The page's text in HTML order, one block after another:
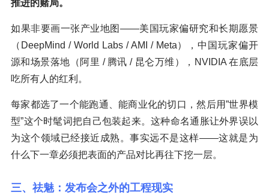
推进的赌局。
如果非要画一张产业地图——美国玩家偏研究和长期愿景
（DeepMind / World Labs / AMI / Meta），中国玩家偏开
源和场景落地（阿里 / 腾讯 / 昆仑万维），NVIDIA 在底层
吃所有人的红利。
每家都选了一个能跑通、能商业化的切口，然后用”世界模
型”这个时髦词把自己包装起来。这种命名通胀让外界误以
为这个领域已经接近成熟。事实远不是这样——这就是为
什么下一章必须把表面的产品对比再往下挖一层。
三、祛魅：发布会之外的工程现实